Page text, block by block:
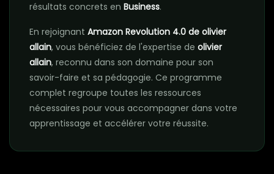
résultats concrets en Business.
En rejoignant Amazon Revolution 4.0 de olivier
allain​, vous bénéficiez de l'expertise de olivier
allain​, reconnu dans son domaine pour son
savoir-faire et sa pédagogie. Ce programme
complet regroupe toutes les ressources
nécessaires pour vous accompagner dans votre
apprentissage et accélérer votre réussite.